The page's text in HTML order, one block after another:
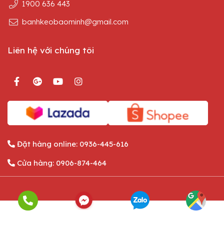
1900 636 443
banhkeobaominh@gmail.com
Liên hệ với chúng tôi
Đặt hàng online: 0936-445-616
Cửa hàng: 0906-874-464
English Tiếng Việt